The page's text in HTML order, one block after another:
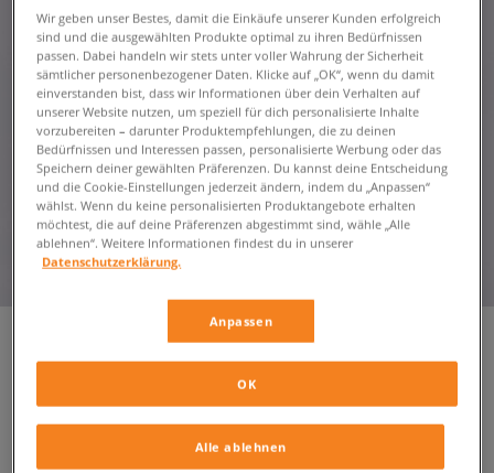
Wir geben unser Bestes, damit die Einkäufe unserer Kunden erfolgreich
sind und die ausgewählten Produkte optimal zu ihren Bedürfnissen
passen. Dabei handeln wir stets unter voller Wahrung der Sicherheit
sämtlicher personenbezogener Daten. Klicke auf „OK“, wenn du damit
einverstanden bist, dass wir Informationen über dein Verhalten auf
unserer Website nutzen, um speziell für dich personalisierte Inhalte
vorzubereiten – darunter Produktempfehlungen, die zu deinen
Bedürfnissen und Interessen passen, personalisierte Werbung oder das
Speichern deiner gewählten Präferenzen. Du kannst deine Entscheidung
und die Cookie-Einstellungen jederzeit ändern, indem du „Anpassen“
wählst. Wenn du keine personalisierten Produktangebote erhalten
möchtest, die auf deine Präferenzen abgestimmt sind, wähle „Alle
ablehnen“. Weitere Informationen findest du in unserer
Datenschutzerklärung.
Anpassen
Alle ablehnen
OK